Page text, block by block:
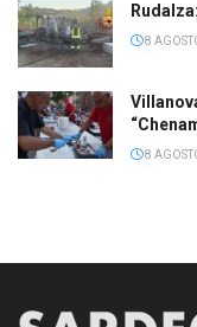
8
8